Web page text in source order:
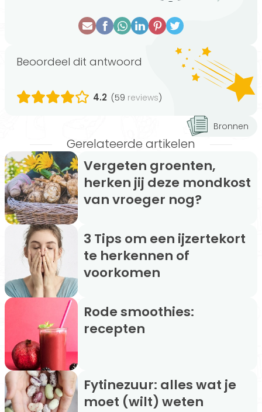
Beoordeel dit antwoord
4.2 (59 reviews)
Bronnen
Gerelateerde artikelen
Vergeten groenten,
herken jij deze mondkost
van vroeger nog?
3 Tips om een ijzertekort
te herkennen of
voorkomen
Rode smoothies:
recepten
Fytinezuur: alles wat je
moet (wilt) weten